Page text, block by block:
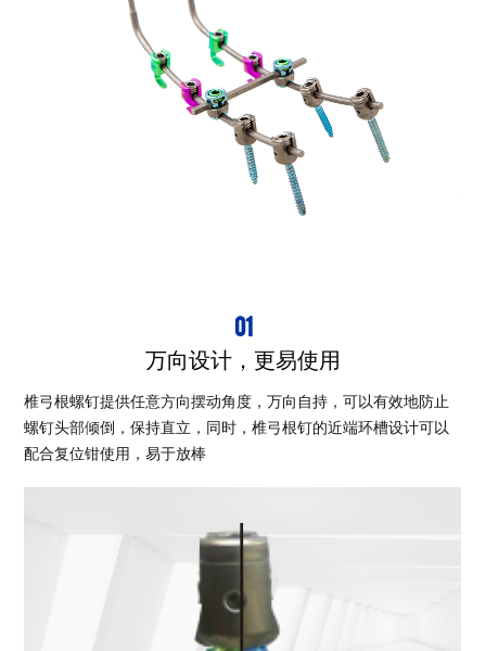
01
万向设计，更易使用
椎弓根螺钉提供任意方向摆动角度，万向自持，可以有效地防止
螺钉头部倾倒，保持直立，同时，椎弓根钉的近端环槽设计可以
配合复位钳使用，易于放棒